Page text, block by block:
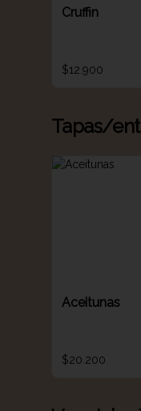
Cruffin
$12.900
Tapas/
Aceitunas
$20.200